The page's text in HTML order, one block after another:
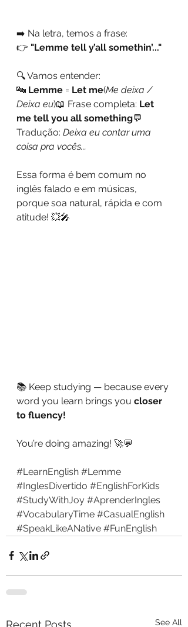
➡️ Na letra, temos a frase:
👉 "Lemme tell y’all somethin’..."
🔍 Vamos entender:
🔤 Lemme = Let me(Me deixa /
Deixa eu)📖 Frase completa: Let
me tell you all something💬
Tradução: Deixa eu contar uma
coisa pra vocês...
Essa forma é bem comum no
inglês falado e em músicas,
porque soa natural, rápida e com
atitude! 💥🎤
📚 Keep studying — because every
word you learn brings you closer
to fluency!
You’re doing amazing! 🚀💬
#LearnEnglish #Lemme
#InglesDivertido #EnglishForKids
#StudyWithJoy #AprenderIngles
#VocabularyTime #CasualEnglish
#SpeakLikeANative #FunEnglish
Recent Posts See All